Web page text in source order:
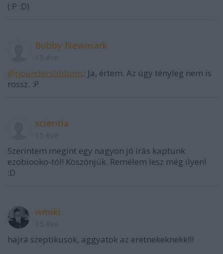
(:P :D)
Bobby Newmark
@pounderstibbons: Ja, értem. Az úgy tényleg nem is
rossz. :P
scientia
Szerintem megint egy nagyon jó írás kaptunk
ezobiooko-tól! Köszönjük. Remélem lesz még ilyen!
:D
wmiki
hajrá szeptikusok, aggyatok az eretnekeknekk!!!